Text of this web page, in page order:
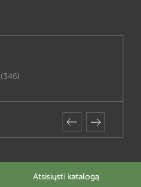
(346)
Atsisiųsti katalogą